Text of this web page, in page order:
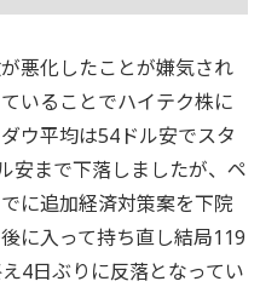
悪化したことが嫌気され
いることでハイテク株に
ウ平均は54ドル安でスタ
安まで下落しましたが、ペ
に追加経済対策案を下院
に入って持ち直し結局119
4日ぶりに反落となってい